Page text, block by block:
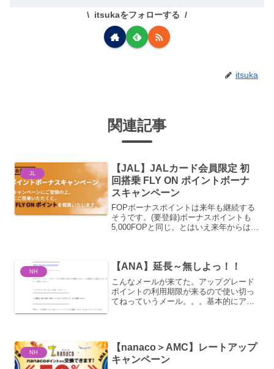
itsukaをフォローする
itsuka
関連記事
JL
【JAL】JALカード会員限定 初
回搭乗 FLY ON ポイントボーナ
スキャンペーン
FOPボーナスポイントは来年も継続する
そうです。(要登録)ボーナスポイントも
5,000FOPと同じ。とはいえ来年からは制
JGCに入...
NH 【ANA】延長～無しよっ！！
こんなメールが来てた。アップグレード
ポイントの利用期限が来るので使い切っ
てねっていうメール。。。基本的にアッ
ばなんて思っていたの...
NH
【nanaco＞AMC】レートアップ
キャンペーン